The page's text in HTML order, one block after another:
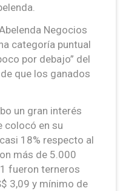
Negocios
categoría puntual
por debajo” del
que los ganados
un gran interés
colocó en su
18% respecto al
más de 5.000
fueron terneros
3,09 y mínimo de